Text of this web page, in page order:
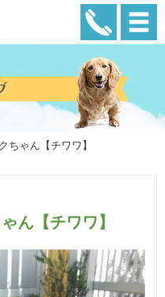
ちゃん【チワワ】
ん【チワワ】